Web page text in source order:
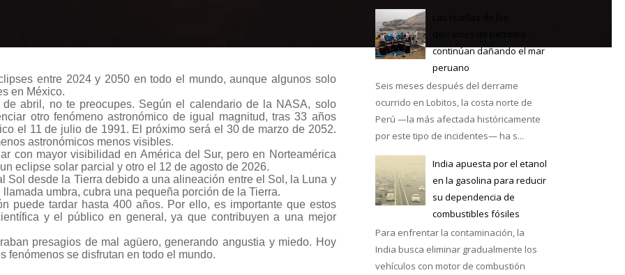
es el mejor calentador solar de México
entre 2024 y 2050 en todo el mundo, aunque algunos solo
en México.
abril, no te preocupes. Según el calendario de la NASA, solo
otro fenómeno astronómico de igual magnitud, tras 33 años
el 11 de julio de 1991. El próximo será el 30 de marzo de 2052.
astronómicos menos visibles.
con mayor visibilidad en América del Sur, pero en Norteamérica
eclipse solar parcial y otro el 12 de agosto de 2026.
Sol desde la Tierra debido a una alineación entre el Sol, la Luna y
umbra, cubra una pequeña porción de la Tierra.
puede tardar hasta 400 años. Por ello, es importante que estos
y el público en general, ya que contribuyen a una mejor
presagios de mal agüero, generando angustia y miedo. Hoy
fenómenos se disfrutan en todo el mundo.
continúan dañando el mar
peruano
Seis meses después del derrame
ocurrido en Lobitos, la costa norte de
Perú —la más afectada históricamente
por este tipo de incidentes— ha s...
India apuesta por el etanol
en la gasolina para reducir
su dependencia de
combustibles fósiles
Para enfrentar la contaminación, la
India busca eliminar gradualmente los
vehículos con motor de combustión